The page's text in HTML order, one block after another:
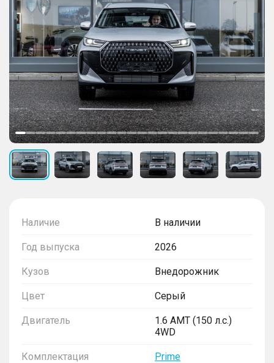
Наличие В наличии
Год выпуска 2026
Кузов Внедорожник
Цвет Серый
Двигатель
1.6 AMT (150 л.с.)
4WD
Комплектация Prime